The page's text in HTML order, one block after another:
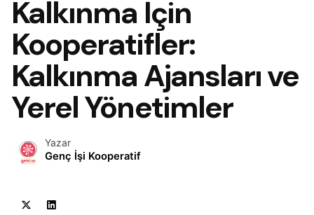
Kalkınma İçin
Kooperatifler:
Kalkınma Ajansları ve
Yerel Yönetimler
Yazar
Genç İşi Kooperatif